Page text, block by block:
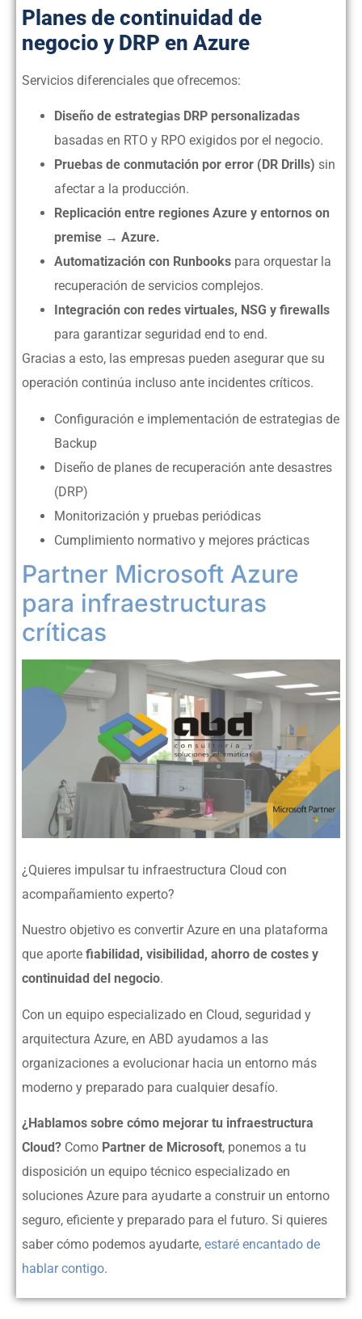
Planes de continuidad de
negocio y DRP en Azure
Servicios diferenciales que ofrecemos:
Diseño de estrategias DRP personalizadas
basadas en RTO y RPO exigidos por el negocio.
Pruebas de conmutación por error (DR Drills) sin
afectar a la producción.
Replicación entre regiones Azure y entornos on
premise → Azure.
Automatización con Runbooks para orquestar la
recuperación de servicios complejos.
Integración con redes virtuales, NSG y firewalls
para garantizar seguridad end to end.
Gracias a esto, las empresas pueden asegurar que su
operación continúa incluso ante incidentes críticos.
Configuración e implementación de estrategias de
Backup
Diseño de planes de recuperación ante desastres
(DRP)
Monitorización y pruebas periódicas
Cumplimiento normativo y mejores prácticas
Partner Microsoft Azure
para infraestructuras
críticas
¿Quieres impulsar tu infraestructura Cloud con
acompañamiento experto?
Nuestro objetivo es convertir Azure en una plataforma
que aporte fiabilidad, visibilidad, ahorro de costes y
continuidad del negocio.
Con un equipo especializado en Cloud, seguridad y
arquitectura Azure, en ABD ayudamos a las
organizaciones a evolucionar hacia un entorno más
moderno y preparado para cualquier desafío.
¿Hablamos sobre cómo mejorar tu infraestructura
Cloud? Como Partner de Microsoft, ponemos a tu
disposición un equipo técnico especializado en
soluciones Azure para ayudarte a construir un entorno
seguro, eficiente y preparado para el futuro. Si quieres
saber cómo podemos ayudarte, estaré encantado de
hablar contigo.